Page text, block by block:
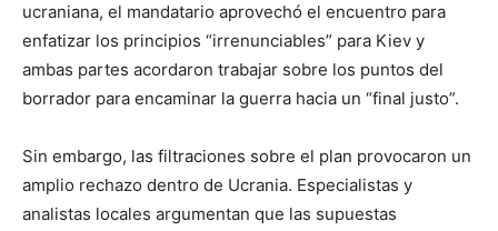
ucraniana, el mandatario aprovechó el encuentro para
enfatizar los principios “irrenunciables” para Kiev y
ambas partes acordaron trabajar sobre los puntos del
borrador para encaminar la guerra hacia un “final justo”.
Sin embargo, las filtraciones sobre el plan provocaron un
amplio rechazo dentro de Ucrania. Especialistas y
analistas locales argumentan que las supuestas